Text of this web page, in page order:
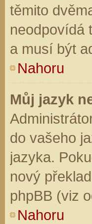
těmito
neodpovídá
a musí být
Nahoru
Můj jazyk
do vašeho
jazyka.
nový
phpBB (viz
Nahoru